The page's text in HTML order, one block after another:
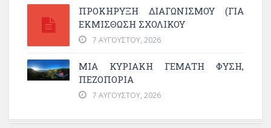
ΠΡΟΚΗΡΥΞΗ ΔΙΑΓΩΝΙΣΜΟΥ (ΓΙΑ
ΕΚΜΊΣΘΩΣΗ ΣΧΟΛΙΚΟΎ
7 ΑΥΓΟΎΣΤΟΥ, 2026
ΜΙΑ ΚΥΡΙΑΚΉ ΓΕΜΆΤΗ ΦΎΣΗ,
ΠΕΖΟΠΟΡΊΑ
7 ΑΥΓΟΎΣΤΟΥ, 2026